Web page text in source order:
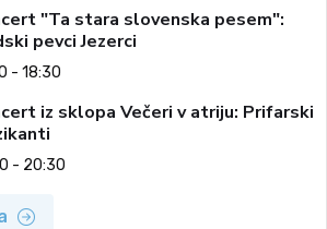
"Ta stara slovenska pesem":
pevci Jezerci
- 18:30
iz sklopa Večeri v atriju: Prifarski
- 20:30